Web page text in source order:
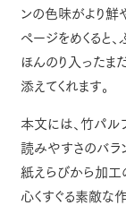
ンの色味がより鮮
ページをめくると
ほんのり入ったま
添えてくれます。
本文には、竹パル
読みやすさのバラ
紙えらびから加工
心くすぐる素敵な